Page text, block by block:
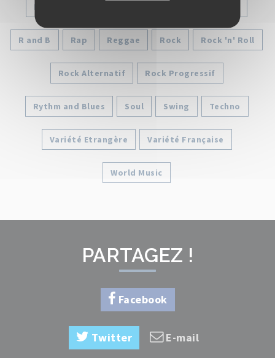
House
R and B Rap Reggae Rock Rock 'n' Roll
Rock Alternatif Rock Progressif
Rythm and Blues Soul Swing Techno
Variété Etrangère Variété Française
World Music
PARTAGEZ !
Facebook
Twitter E-mail